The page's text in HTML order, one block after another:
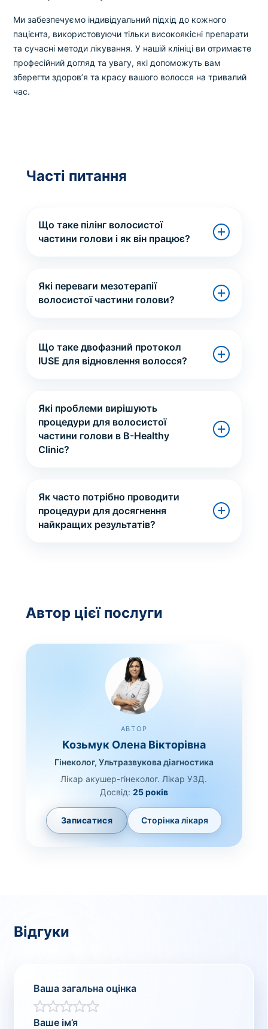
Ми забезпечуємо індивідуальний підхід до кожного
пацієнта, використовуючи тільки високоякісні препарати
та сучасні методи лікування. У нашій клініці ви отримаєте
професійний догляд та увагу, які допоможуть вам
зберегти здоров’я та красу вашого волосся на тривалий
час.
Часті питання
Що таке пілінг волосистої
частини голови і як він працює?
Які переваги мезотерапії
волосистої частини голови?
Що таке двофазний протокол
IUSE для відновлення волосся?
Які проблеми вирішують
процедури для волосистої
частини голови в B-Healthy
Clinic?
Як часто потрібно проводити
процедури для досягнення
найкращих результатів?
Автор цієї послуги
АВТОР
Козьмук Олена Вікторівна
Гінеколог, Ультразвукова діагностика
Лікар акушер-гінеколог. Лікар УЗД.
Досвід: 25 років
Записатися Сторінка лікаря
Відгуки
Ваша загальна оцінка
Ваше ім’я